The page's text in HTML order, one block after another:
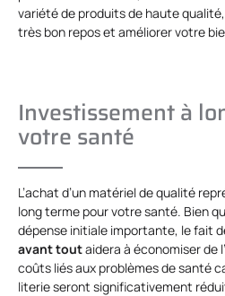
variété de produits de haute
très bon repos et améliorer votre
Investissement à
votre santé
L’achat d’un matériel de qualité
long terme pour votre santé. Bien
dépense initiale importante, le fait
avant toutaidera à économiser de
coûts liés aux problèmes de santé
literie seront significativement